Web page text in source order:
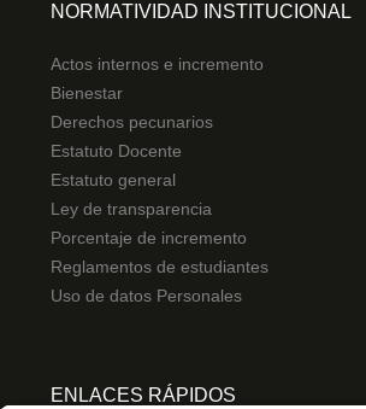
NORMATIVIDAD INSTITUCIONAL
Actos internos e incremento
Bienestar
Derechos pecunarios
Estatuto Docente
Estatuto general
Ley de transparencia
Porcentaje de incremento
Reglamentos de estudiantes
Uso de datos Personales
ENLACES RÁPIDOS